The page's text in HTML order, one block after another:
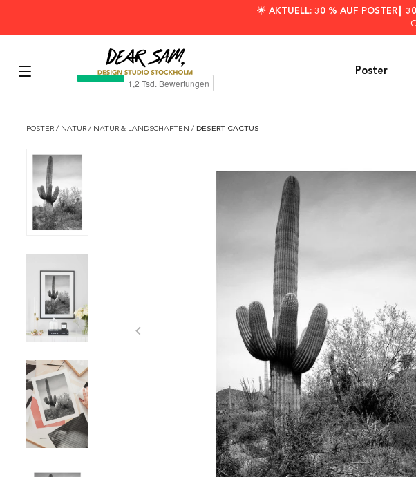
🌟 AKTUELL: 30 % AUF POSTER┃
Poster
POSTER / NATUR / NATUR & LANDSCHAFTEN / DESERT CACTUS